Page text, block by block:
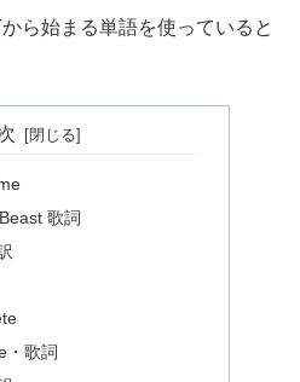
ら始まる単語を使っていると
歌詞
・歌詞